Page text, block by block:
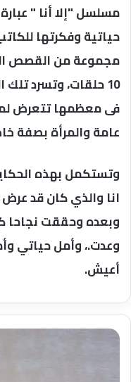
مسلسل "إلا أنا "
حياتية وفكرتها
مجموعة من القصص
10 حلقات، وتسرد
فى معظمها تتعرض
عامة والمرأة بصفة
وتستكمل بهذه
انا والذي كان قد
وبعده وحققت نجاحا
وعدت.، وأمل حياتي
أعيش.
مبخوت